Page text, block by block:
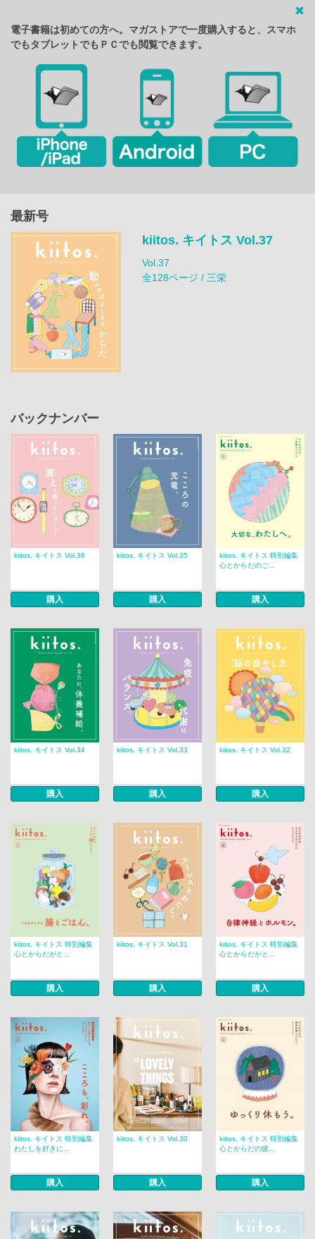
電子書籍は初めての方へ。マガストアで一度購入すると、スマホ
でもタブレットでもＰＣでも閲覧できます。
最新号
kiitos. キイトス Vol.37
Vol.37
全128ページ / 三栄
バックナンバー
kiitos. キイトス Vol.36
購入
kiitos. キイトス Vol.35
購入
kiitos. キイトス 特別編集
心とからだのご...
購入
kiitos. キイトス Vol.34
購入
kiitos. キイトス Vol.33
購入
kiitos. キイトス Vol.32
購入
kiitos. キイトス 特別編集
心とからだがと...
購入
kiitos. キイトス Vol.31
購入
kiitos. キイトス 特別編集
心とからだがと...
購入
kiitos. キイトス 特別編集
わたしを好きに...
購入
kiitos. キイトス Vol.30
購入
kiitos. キイトス 特別編集
心とからだの疲...
購入